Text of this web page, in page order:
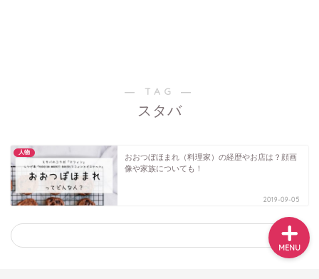
― TAG ―
スタバ
人物
おおつぼほまれ（料理家）の経歴やお店は？顔画
像や家族についても！
2019-09-05
MENU
イベント